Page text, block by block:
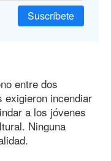
Suscríbete
entre dos
exigieron incendiar
a los jóvenes
Ninguna